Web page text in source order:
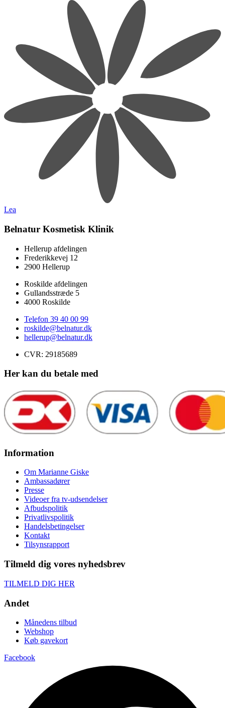
Lea
Belnatur Kosmetisk Klinik
Hellerup afdelingen
Frederikkevej 12
2900 Hellerup
Roskilde afdelingen
Gullandsstræde 5
4000 Roskilde
Telefon 39 40 00 99
roskilde@belnatur.dk
hellerup@belnatur.dk
CVR: ​29185689
Her kan du betale med
Information
Om Marianne Giske
Ambassadører
Presse
Videoer fra tv-udsendelser
Afbudspolitik
Privatlivspolitik
Handelsbetingelser
Kontakt
Tilsynsrapport
Tilmeld dig vores nyhedsbrev
TILMELD DIG HER
Andet
Månedens tilbud
Webshop
Køb gavekort
Facebook